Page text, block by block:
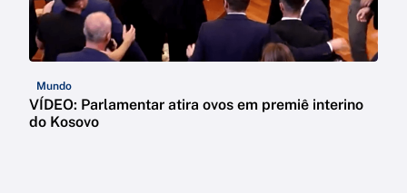
Mundo
VÍDEO: Parlamentar atira ovos em premiê interino
do Kosovo